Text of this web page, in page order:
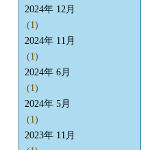
2024年 12月
(1)
2024年 11月
(1)
2024年 6月
(1)
2024年 5月
(1)
2023年 11月